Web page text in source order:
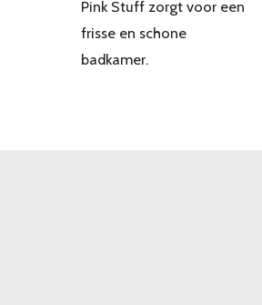
Pink Stuff zorgt voor een
frisse en schone
badkamer.